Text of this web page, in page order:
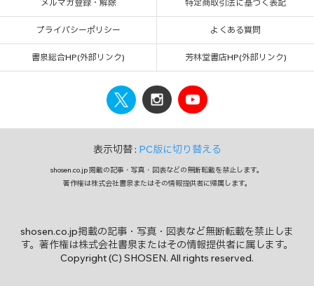
メルマガ登録・解除 特定商取引法に基づく表記
プライバシーポリシー よくある質問
書泉総合HP(外部リンク) 芳林堂書店HP(外部リンク)
表示切替 : PC版に切り替える
shosen.co.jp 掲載の記事・写真・図表などの無断転載を禁止します。
著作権は株式会社書泉またはその情報提供者に帰属します。
shosen.co.jp掲載の記事・写真・図表など無断転載を禁止しま
す。著作権は株式会社書泉またはその情報提供者に属します。
Copyright (C) SHOSEN. All rights reserved.